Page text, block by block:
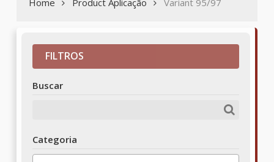
Home Product Aplicação Variant 95/97
FILTROS
Buscar
Categoria